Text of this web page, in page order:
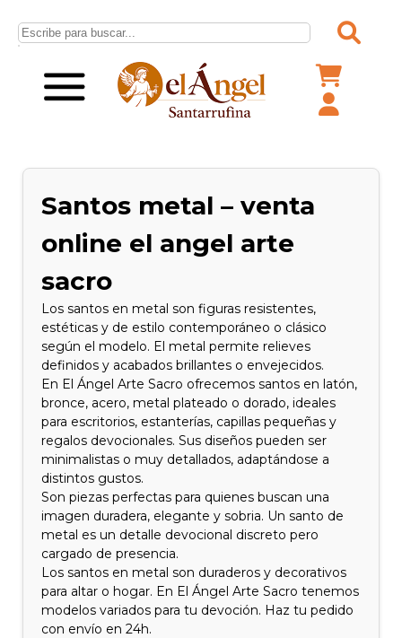
Santos metal – venta
online el angel arte
sacro
Los santos en metal son figuras resistentes,
estéticas y de estilo contemporáneo o clásico
según el modelo. El metal permite relieves
definidos y acabados brillantes o envejecidos.
En El Ángel Arte Sacro ofrecemos santos en latón,
bronce, acero, metal plateado o dorado, ideales
para escritorios, estanterías, capillas pequeñas y
regalos devocionales. Sus diseños pueden ser
minimalistas o muy detallados, adaptándose a
distintos gustos.
Son piezas perfectas para quienes buscan una
imagen duradera, elegante y sobria. Un santo de
metal es un detalle devocional discreto pero
cargado de presencia.
Los santos en metal son duraderos y decorativos
para altar o hogar. En El Ángel Arte Sacro tenemos
modelos variados para tu devoción. Haz tu pedido
con envío en 24h.